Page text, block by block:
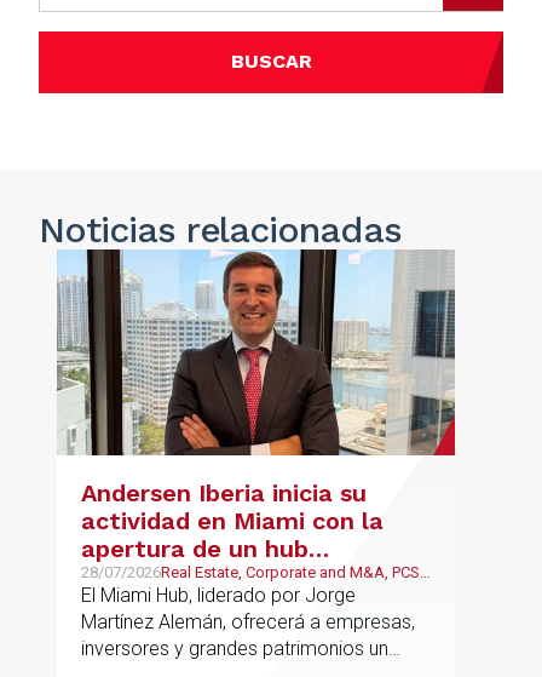
BUSCAR
Noticiasrelacionadas
Andersen Iberia inicia su
actividad en Miami con la
apertura de un hub
estratégico para reforzar el
asesoramiento fiscal, legal y
patrimonial conectando
Europa y Latinoamérica
28/07/2026Real Estate, Corporate and M&A, PCS,
Wealth Management & Family
Business
El Miami Hub, liderado por Jorge
Martínez Alemán, ofrecerá a empresas,
inversores y grandes patrimonios un